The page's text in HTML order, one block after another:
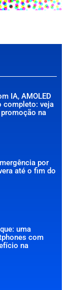
IA, AMOLED
completo: veja
na
por
até o fim do
uma
com
na